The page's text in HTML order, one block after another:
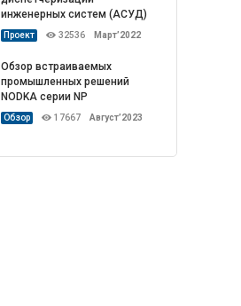
инженерных систем (АСУД)
Проект 32536 Март’2022
Обзор встраиваемых
промышленных решений
NODKA серии NP
Обзор 17667 Август’2023